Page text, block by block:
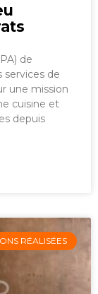
de
services de
une mission
cuisine et
depuis
RÉALISÉES